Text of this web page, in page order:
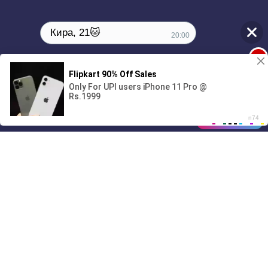
01/07
00:00
Кира, 21🐱 20:00
1